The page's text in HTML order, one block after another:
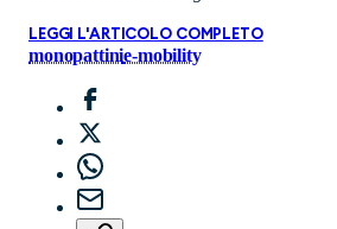
LEGGI L'ARTICOLO COMPLETO
monopattinie-mobility